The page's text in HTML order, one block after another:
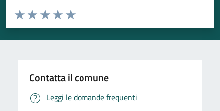
Valuta da 1 a 5 stelle la pagina
Valuta 5 stelle su 5
Valuta 4 stelle su 5
Valuta 3 stelle su 5
Valuta 2 stelle su 5
Valuta 1 stelle su 5
Contatta il comune
Leggi le domande frequenti